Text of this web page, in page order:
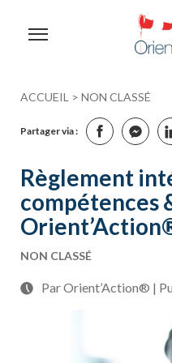
ACCUEIL > NON CLASSÉ
Partager via :
Règlement
compétences
NON CLASSÉ
Par Orient’Action® |